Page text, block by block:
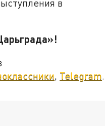
в
«Царьграда»!
, Telegram.